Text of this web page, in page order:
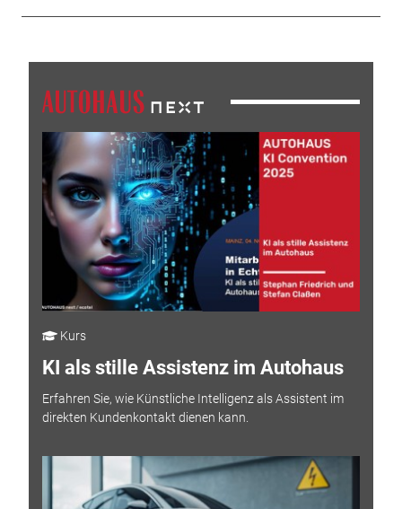
Kurs
KI als stille Assistenz im Autohaus
Erfahren Sie, wie Künstliche Intelligenz als Assistent im
direkten Kundenkontakt dienen kann.